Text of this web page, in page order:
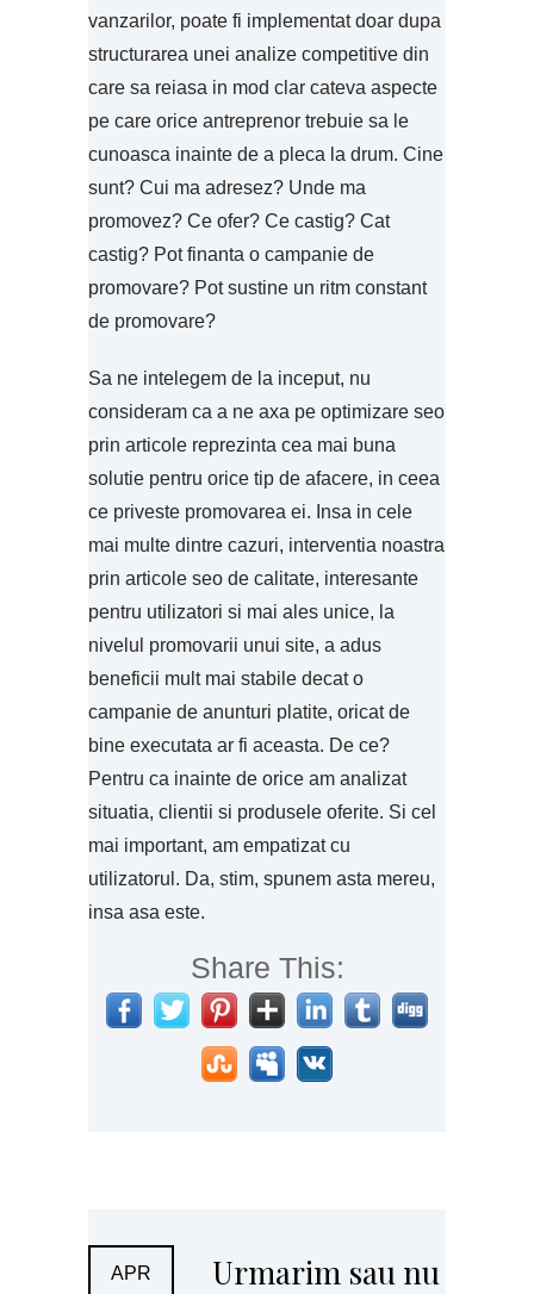
vanzarilor, poate fi implementat doar dupa
structurarea unei analize competitive din
care sa reiasa in mod clar cateva aspecte
pe care orice antreprenor trebuie sa le
cunoasca inainte de a pleca la drum. Cine
sunt? Cui ma adresez? Unde ma
promovez? Ce ofer? Ce castig? Cat
castig? Pot finanta o campanie de
promovare? Pot sustine un ritm constant
de promovare?
Sa ne intelegem de la inceput, nu
consideram ca a ne axa pe optimizare seo
prin articole reprezinta cea mai buna
solutie pentru orice tip de afacere, in ceea
ce priveste promovarea ei. Insa in cele
mai multe dintre cazuri, interventia noastra
prin articole seo de calitate, interesante
pentru utilizatori si mai ales unice, la
nivelul promovarii unui site, a adus
beneficii mult mai stabile decat o
campanie de anunturi platite, oricat de
bine executata ar fi aceasta. De ce?
Pentru ca inainte de orice am analizat
situatia, clientii si produsele oferite. Si cel
mai important, am empatizat cu
utilizatorul. Da, stim, spunem asta mereu,
insa asa este.
Share This:
APR
Urmarim sau nu